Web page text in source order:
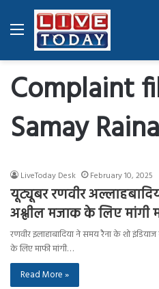
Menu
Complaint
Samay Raina
LiveToday Desk February 10, 2025
यूट्यूबर रणवीर
अश्लील मजाक के लिए मांगी
रणवीर इलाहाबादिया ने समय रैना के शो
के लिए माफी मांगी…
Read More »